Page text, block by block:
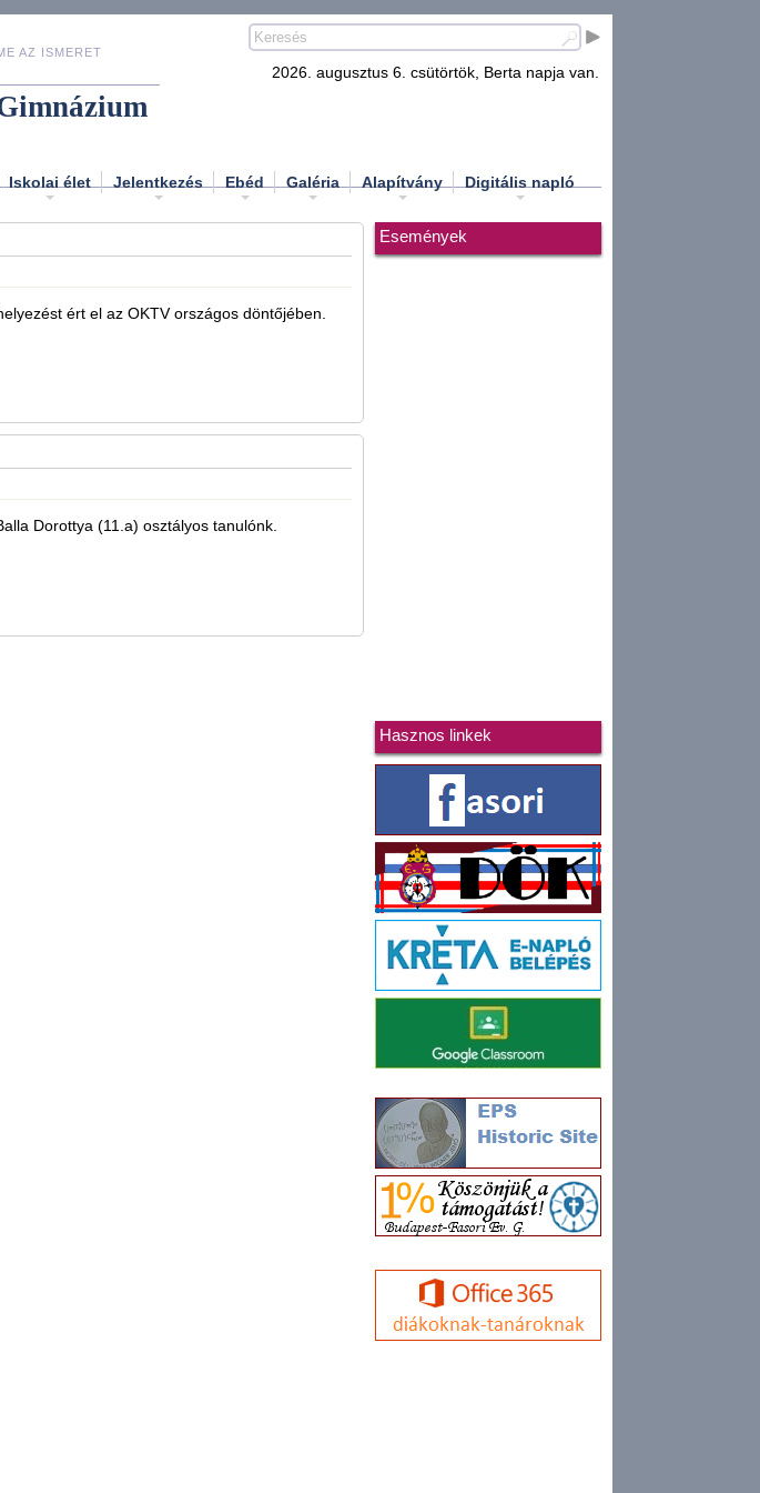
AZ ISMERET
2026. augusztus 6. csütörtök, Berta napja van.
Iskolai élet Jelentkezés Ebéd Galéria Alapítvány Digitális napló
ért el az OKTV országos döntőjében.
Dorottya (11.a) osztályos tanulónk.
Események
Hasznos linkek